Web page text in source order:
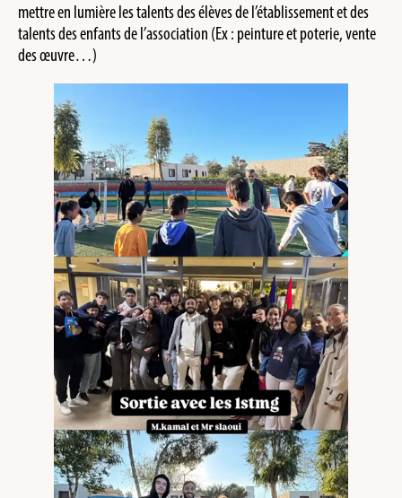
mettre en lumière les talents des élèves de l’établissement et des
talents des enfants de l’association (Ex : peinture et poterie, vente
des œuvre…)